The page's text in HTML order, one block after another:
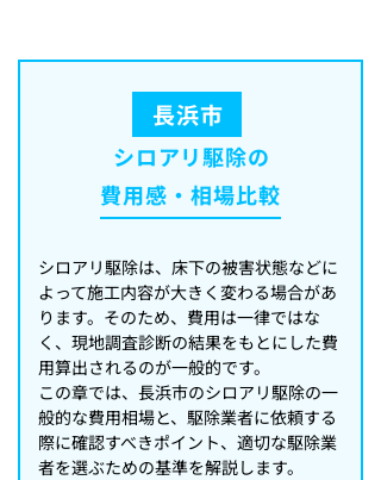
長浜市
シロアリ駆除の
費用感・相場比較
シロアリ駆除は、床下の被害状態などに
よって施工内容が大きく変わる場合があ
ります。そのため、費用は一律ではな
く、現地調査診断の結果をもとにした費
用算出されるのが一般的です。
この章では、長浜市のシロアリ駆除の一
般的な費用相場と、駆除業者に依頼する
際に確認すべきポイント、適切な駆除業
者を選ぶための基準を解説します。